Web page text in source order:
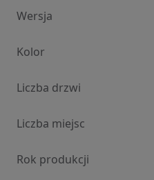
Wersja
Kolor
Liczba drzwi
Liczba miejsc
Rok produkcji